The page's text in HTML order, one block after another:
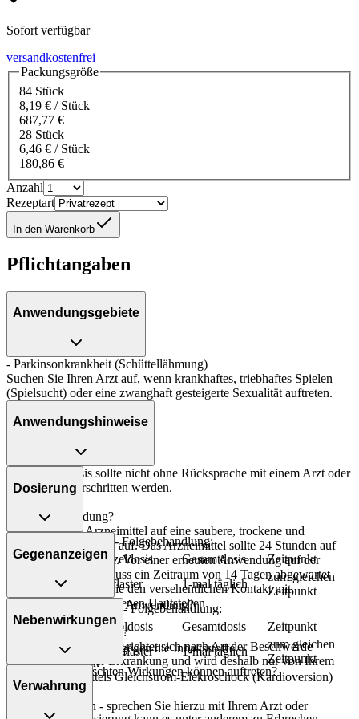
Sofort verfügbar
versandkostenfrei
Packungsgröße
84 Stück
8,19 € / Stück
687,77 €
28 Stück
6,46 € / Stück
180,86 €
Anzahl
Rezeptart
In den Warenkorb
Pflichtangaben
Anwendungsgebiete
- Parkinsonkrankheit (Schüttellähmung)
Suchen Sie Ihren Arzt auf, wenn krankhaftes, triebhaftes Spielen
(Spielsucht) oder eine zwanghaft gesteigerte Sexualität auftreten.
Anwendungshinweise
Die Gesamtdosis sollte nicht ohne Rücksprache mit einem Arzt oder
Apotheker überschritten werden.
Art der Anwendung?
Kleben Sie das Arzneimittel auf eine saubere, trockene und
unverletzte Hautstelle auf. Das Arzneimittel sollte 24 Stunden auf
der Hautstelle bleiben. Vor einer erneuten Anwendung auf der
gleichen Hautstelle muss ein Zeitraum von 14 Tagen abgewartet
werden. Vermeiden Sie den versehentlichen Kontakt mit
Schleimhäuten und offenen Hautstellen.
Dauer der Anwendung?
Die Anwendungsdauer richtet sich nach Art der Beschwerde
und/oder Dauer der Erkrankung und wird deshalb nur von Ihrem
Dosierung
Bei leichten Formen - Folgebehandlung:
Personenkreis
Einzeldosis Gesamtdosis
Zeitpunkt
Erwachsene
1 Pflaster 1-mal täglich
zum gleichen
Zeitpunkt
Bei schweren Formen - Folgebehandlung:
Personenkreis
Einzeldosis Gesamtdosis
Zeitpunkt
Erwachsene
1-2 Pflaster 1-mal täglich
zum gleichen
Zeitpunkt
Gegenanzeigen
Was spricht gegen eine Anwendung?
- Überempfindlichkeit gegen die Inhaltsstoffe
- MRT-Diagnostik
- Behandlung mittels Gleichstrom-Elekroschock (Kardioversion)
Unter Umständen - sprechen Sie hierzu mit Ihrem Arzt oder
Nebenwirkungen
Welche unerwünschten Wirkungen können auftreten?
- Schwindel
Verwahrung